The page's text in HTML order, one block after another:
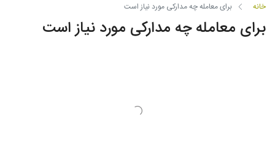
خانه برای معامله چه مدارکی مورد نیاز است
برای معامله چه مدارکی مورد نیاز است